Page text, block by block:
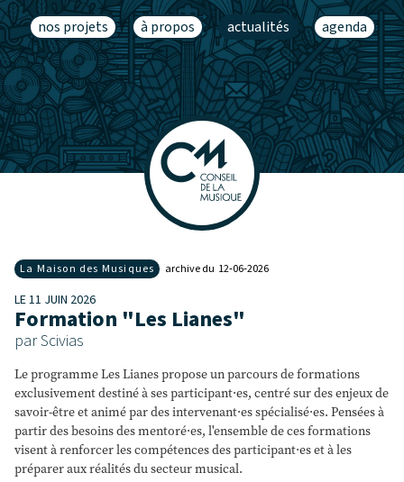
nos projets à propos actualités agenda
La Maison des Musiques archive du 12‑06‑2026
LE 11 JUIN 2026
Formation "Les Lianes"
par Scivias
Le programme Les Lianes propose un parcours de formations
exclusivement destiné à ses participant·es, centré sur des enjeux de
savoir-être et animé par des intervenant·es spécialisé·es. Pensées à
partir des besoins des mentoré·es, l'ensemble de ces formations
visent à renforcer les compétences des participant·es et à les
préparer aux réalités du secteur musical.